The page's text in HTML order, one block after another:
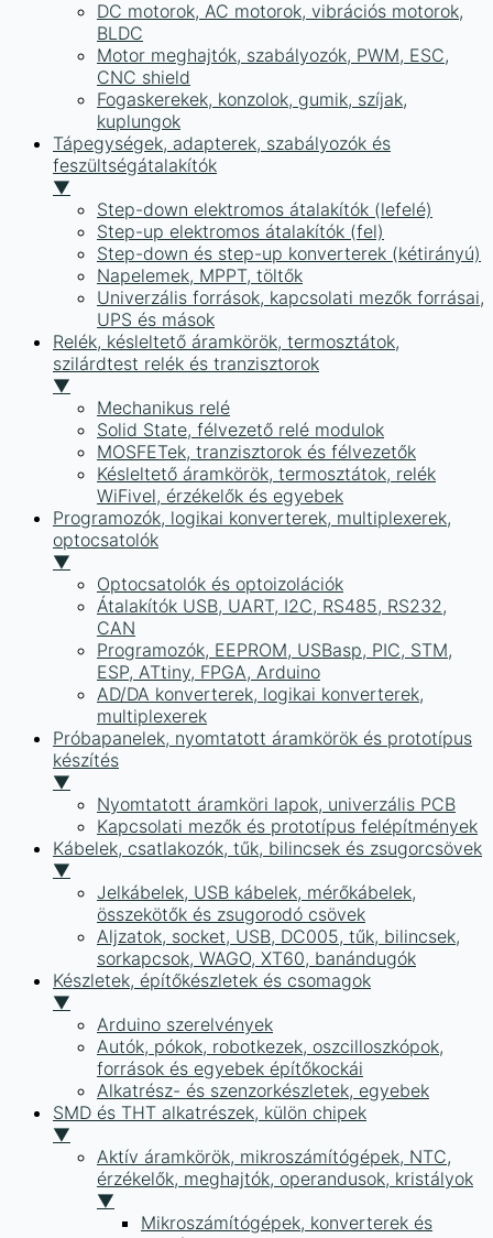
DC motorok, AC motorok, vibrációs motorok,
BLDC
Motor meghajtók, szabályozók, PWM, ESC,
CNC shield
Fogaskerekek, konzolok, gumik, szíjak,
kuplungok
Tápegységek, adapterek, szabályozók és
feszültségátalakítók
▼
Step-down elektromos átalakítók (lefelé)
Step-up elektromos átalakítók (fel)
Step-down és step-up konverterek (kétirányú)
Napelemek, MPPT, töltők
Univerzális források, kapcsolati mezők forrásai,
UPS és mások
Relék, késleltető áramkörök, termosztátok,
szilárdtest relék és tranzisztorok
▼
Mechanikus relé
Solid State, félvezető relé modulok
MOSFETek, tranzisztorok és félvezetők
Késleltető áramkörök, termosztátok, relék
WiFivel, érzékelők és egyebek
Programozók, logikai konverterek, multiplexerek,
optocsatolók
▼
Optocsatolók és optoizolációk
Átalakítók USB, UART, I2C, RS485, RS232,
CAN
Programozók, EEPROM, USBasp, PIC, STM,
ESP, ATtiny, FPGA, Arduino
AD/DA konverterek, logikai konverterek,
multiplexerek
Próbapanelek, nyomtatott áramkörök és prototípus
készítés
▼
Nyomtatott áramköri lapok, univerzális PCB
Kapcsolati mezők és prototípus felépítmények
Kábelek, csatlakozók, tűk, bilincsek és zsugorcsövek
▼
Jelkábelek, USB kábelek, mérőkábelek,
összekötők és zsugorodó csövek
Aljzatok, socket, USB, DC005, tűk, bilincsek,
sorkapcsok, WAGO, XT60, banándugók
Készletek, építőkészletek és csomagok
▼
Arduino szerelvények
Autók, pókok, robotkezek, oszcilloszkópok,
források és egyebek építőkockái
Alkatrész- és szenzorkészletek, egyebek
SMD és THT alkatrészek, külön chipek
▼
Aktív áramkörök, mikroszámítógépek, NTC,
érzékelők, meghajtók, operandusok, kristályok
▼
Mikroszámítógépek, konverterek és